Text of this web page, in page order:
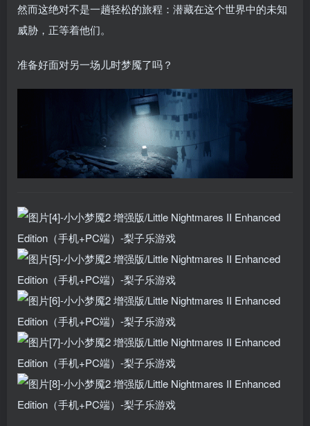
然而这绝对不是一趟轻松的旅程：潜藏在这个世界中的未知
威胁，正等着他们。
准备好面对另一场儿时梦魇了吗？